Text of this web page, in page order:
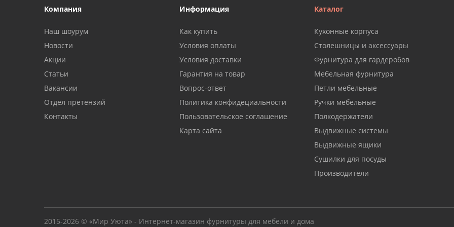
Компания
Наш шоурум
Новости
Акции
Статьи
Вакансии
Отдел претензий
Контакты
Информация
Как купить
Условия оплаты
Условия доставки
Гарантия на товар
Вопрос-ответ
Политика конфидециальности
Пользовательское соглашение
Карта сайта
Каталог
Кухонные корпуса
Столешницы и аксессуары
Фурнитура для гардеробов
Мебельная фурнитура
Петли мебельные
Ручки мебельные
Полкодержатели
Выдвижные системы
Выдвижные ящики
Сушилки для посуды
Производители
2015-2026 © «Мир Уюта» - Интернет-магазин фурнитуры для мебели и дома